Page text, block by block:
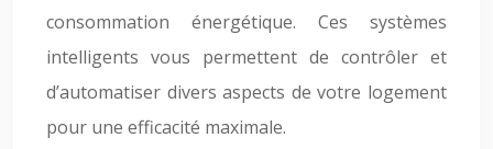
consommation énergétique. Ces systèmes
intelligents vous permettent de contrôler et
d’automatiser divers aspects de votre logement
pour une efficacité maximale.